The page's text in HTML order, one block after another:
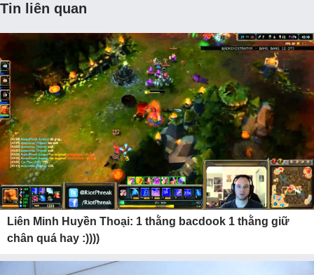
Tin liên quan
Liên Minh Huyền Thoại: 1 thằng bacdook 1 thằng giữ
chân quá hay :))))